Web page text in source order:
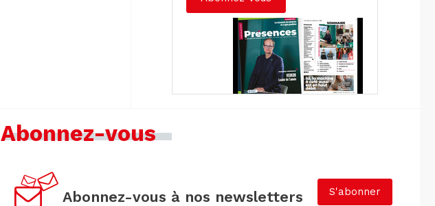
Abonnez-vous
Abonnez-vous à nos newsletters S'abonner